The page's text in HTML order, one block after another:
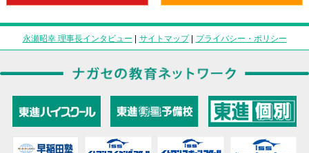
永瀬昭幸 理事長インタビュー | サイトマップ| プライバシー・ポリシー